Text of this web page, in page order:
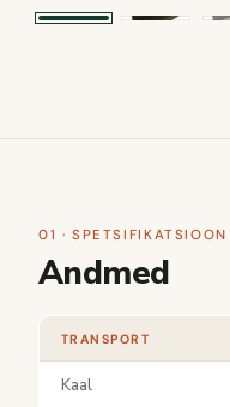
01 · SPETSIFIKATSIOON
Andmed
TRANSPORT
Kaal